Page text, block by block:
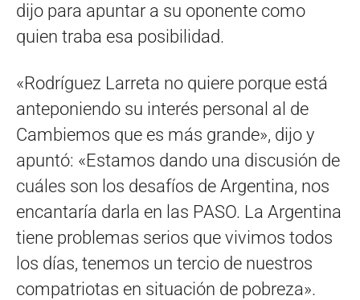
dijo para apuntar a su oponente como
quien traba esa posibilidad.
«Rodríguez Larreta no quiere porque está
anteponiendo su interés personal al de
Cambiemos que es más grande», dijo y
apuntó: «Estamos dando una discusión de
cuáles son los desafíos de Argentina, nos
encantaría darla en las PASO. La Argentina
tiene problemas serios que vivimos todos
los días, tenemos un tercio de nuestros
compatriotas en situación de pobreza».